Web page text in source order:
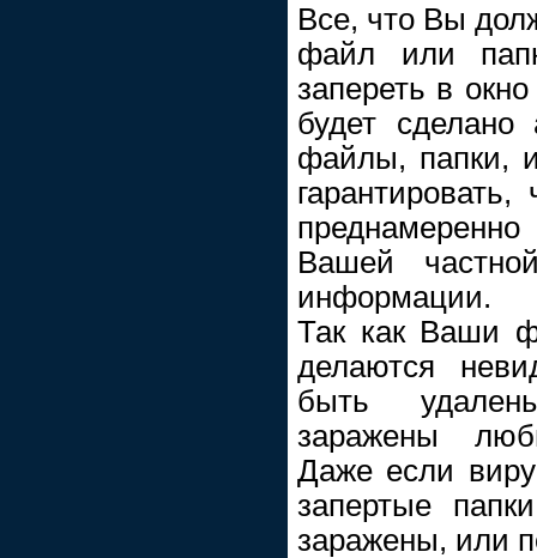
Все, что Вы
файл или
запереть в
будет сделано
файлы, папки,
Вашей
информации.
Так как Ваши
делаются
быть
заражены
Даже если
запертые
заражены, или